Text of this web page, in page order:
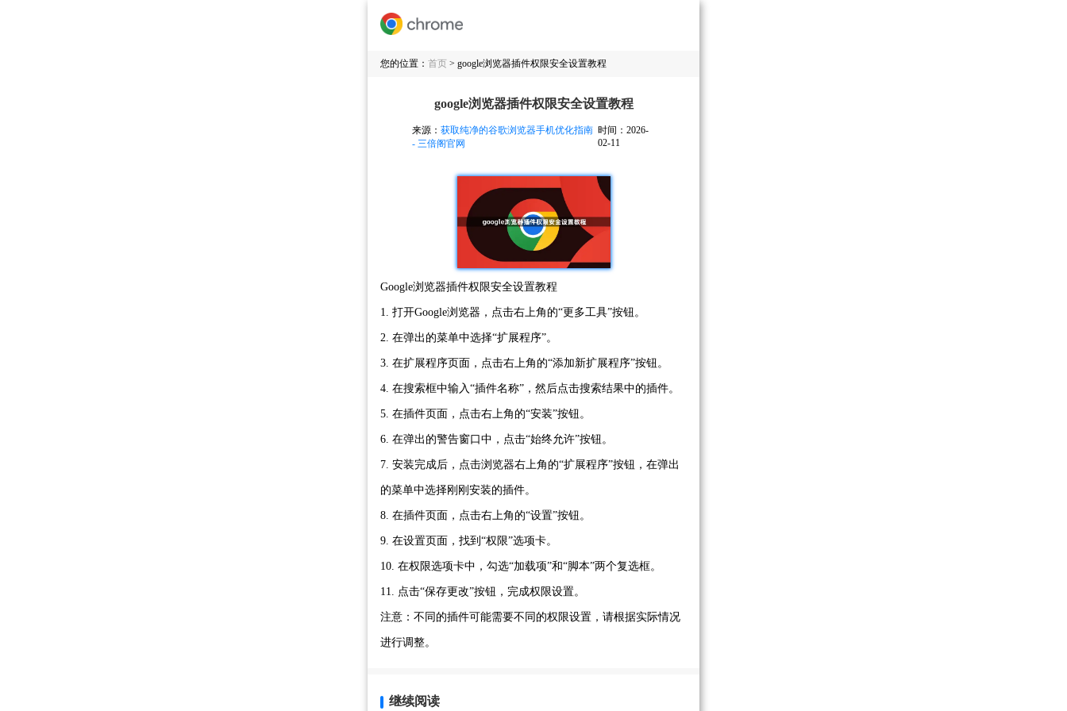
您的位置： 首页 > google浏览器插件权限安全设置教程
google浏览器插件权限安全设置教程
来源： 获取纯净的谷歌浏览器手机优化指南
- 三倍阁官网
时间：2026-
02-11
Google浏览器插件权限安全设置教程
1. 打开Google浏览器，点击右上角的“更多工具”按钮。
2. 在弹出的菜单中选择“扩展程序”。
3. 在扩展程序页面，点击右上角的“添加新扩展程序”按钮。
4. 在搜索框中输入“插件名称”，然后点击搜索结果中的插件。
5. 在插件页面，点击右上角的“安装”按钮。
6. 在弹出的警告窗口中，点击“始终允许”按钮。
7. 安装完成后，点击浏览器右上角的“扩展程序”按钮，在弹出
的菜单中选择刚刚安装的插件。
8. 在插件页面，点击右上角的“设置”按钮。
9. 在设置页面，找到“权限”选项卡。
10. 在权限选项卡中，勾选“加载项”和“脚本”两个复选框。
11. 点击“保存更改”按钮，完成权限设置。
注意：不同的插件可能需要不同的权限设置，请根据实际情况
进行调整。
继续阅读